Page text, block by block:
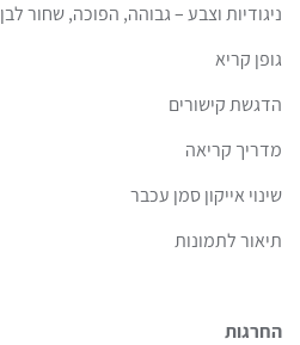
ניגודיות וצבע – גבוהה, הפוכה, שחור לבן
גופן קריא
הדגשת קישורים
מדריך קריאה
שינוי אייקון סמן עכבר
תיאור לתמונות
החרגות